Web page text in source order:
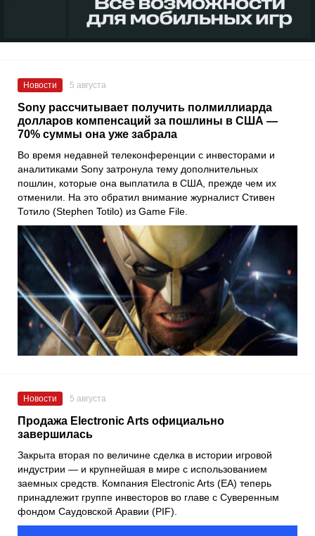
Новости 5 августа
Sony рассчитывает получить полмиллиарда
долларов компенсаций за пошлины в США —
70% суммы она уже забрала
Во время недавней телеконференции с инвесторами и
аналитиками Sony затронула тему дополнительных
пошлин, которые она выплатила в США, прежде чем их
отменили. На это обратил внимание журналист Стивен
Тотило (Stephen Totilo) из Game File.
Новости 5 августа
Продажа Electronic Arts официально
завершилась
Закрыта вторая по величине сделка в истории игровой
индустрии — и крупнейшая в мире с использованием
заемных средств. Компания Electronic Arts (EA) теперь
принадлежит группе инвесторов во главе с Суверенным
фондом Саудовской Аравии (PIF).